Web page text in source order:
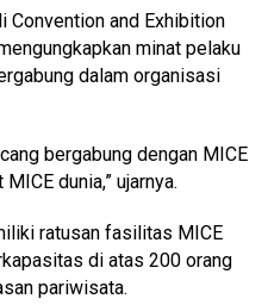
Convention and Exhibition
minat pelaku
dalam organisasi
bergabung dengan MICE
dunia,” ujarnya.
ratusan fasilitas MICE
di atas 200 orang
pariwisata.